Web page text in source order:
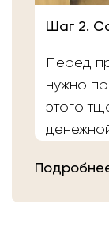
Шаг 2.
Перед
нужно
этого